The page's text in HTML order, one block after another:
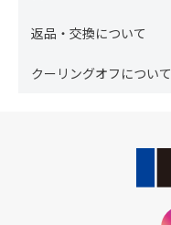
返品・交換について
クーリングオフについて